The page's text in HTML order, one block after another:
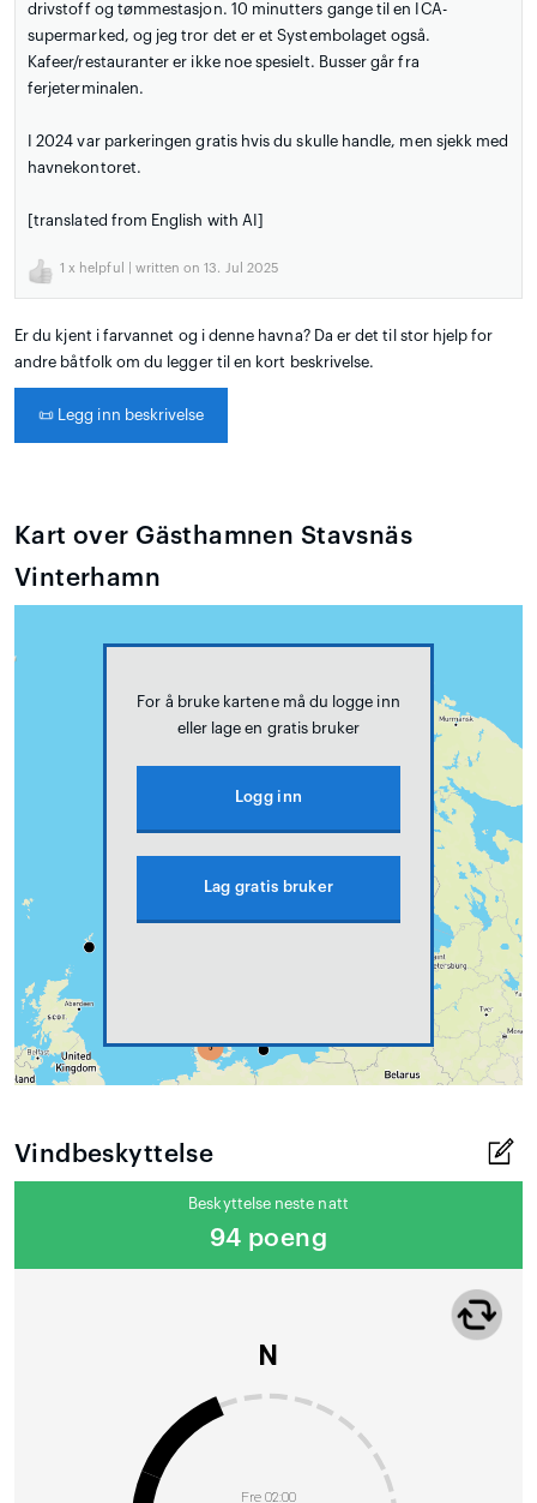
drivstoff og tømmestasjon. 10 minutters gange til en ICA-
supermarked, og jeg tror det er et Systembolaget også.
Kafeer/restauranter er ikke noe spesielt. Busser går fra
ferjeterminalen.
I 2024 var parkeringen gratis hvis du skulle handle, men sjekk med
havnekontoret.
[translated from English with AI]
1 x helpful | written on 13. Jul 2025
Er du kjent i farvannet og i denne havna? Da er det til stor hjelp for
andre båtfolk om du legger til en kort beskrivelse.
📜 Legg inn beskrivelse
Kart over Gästhamnen Stavsnäs
Vinterhamn
For å bruke kartene må du logge inn
eller lage en gratis bruker
Logg inn
Lag gratis bruker
Vindbeskyttelse
Beskyttelse neste natt
94 poeng
Fre 02:00
N